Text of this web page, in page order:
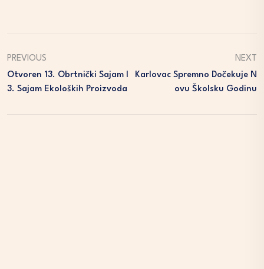
PREVIOUS
Otvoren 13. Obrtnički Sajam I
3. Sajam Ekoloških Proizvoda
NEXT
Karlovac Spremno Dočekuje N
Ovu Školsku Godinu